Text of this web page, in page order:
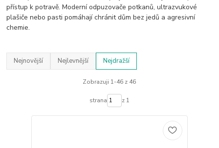
přístup k potravě. Moderní odpuzovače potkanů, ultrazvukové
plašiče nebo pasti pomáhají chránit dům bez jedů a agresivní
chemie.
Nejnovější Nejlevnější Nejdražší
Zobrazuji 1-46 z 46
strana z 1